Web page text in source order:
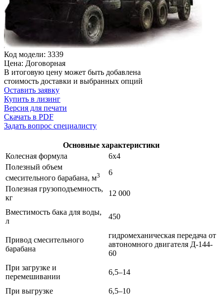
Код модели: 3339
Цена: Договорная
В итоговую цену может быть добавлена
стоимость доставки и выбранных опций
Оставить заявку
Купить в лизинг
Версия для печати
Скачать в PDF
Задать вопрос специалисту
Основные характеристики
Колесная формула
6x4
Полезный объем
смесительного барабана, м3
6
Полезная грузоподъемность,
кг
12 000
Вместимость бака для воды,
л
450
Привод смесительного
барабана
гидромеханическая передача от
автономного двигателя Д-144-
60
При загрузке и
перемешивании
6,5–14
При выгрузке 6,5–10